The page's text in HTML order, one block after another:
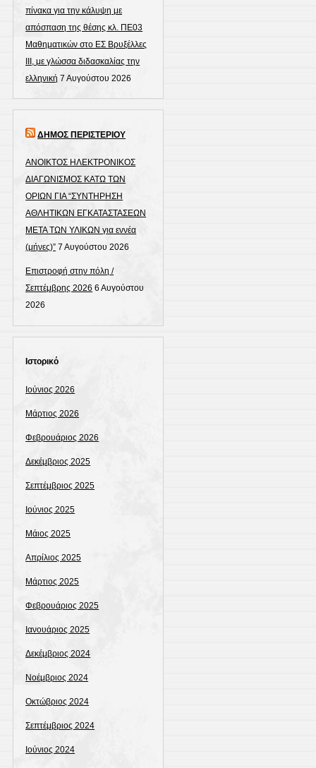
πίνακα για την κάλυψη με
απόσπαση της θέσης κλ. ΠΕ03
Μαθηματικών στο ΕΣ Βρυξέλλες
ΙΙΙ, με γλώσσα διδασκαλίας την
ελληνική 7 Αυγούστου 2026
ΔΗΜΟΣ ΠΕΡΙΣΤΕΡΙΟΥ
ΑΝΟΙΚΤΟΣ ΗΛΕΚΤΡΟΝΙΚΟΣ
ΔΙΑΓΩΝΙΣΜΟΣ ΚΑΤΩ ΤΩΝ
ΟΡΙΩΝ ΓΙΑ “ΣΥΝΤΗΡΗΣΗ
ΑΘΛΗΤΙΚΩΝ ΕΓΚΑΤΑΣΤΑΣΕΩΝ
ΜΕΤΑ ΤΩΝ ΥΛΙΚΩΝ για εννέα
(μήνες)” 7 Αυγούστου 2026
Επιστροφή στην πόλη /
Σεπτέμβρης 2026 6 Αυγούστου
2026
Ιστορικό
Ιούνιος 2026
Μάρτιος 2026
Φεβρουάριος 2026
Δεκέμβριος 2025
Σεπτέμβριος 2025
Ιούνιος 2025
Μάιος 2025
Απρίλιος 2025
Μάρτιος 2025
Φεβρουάριος 2025
Ιανουάριος 2025
Δεκέμβριος 2024
Νοέμβριος 2024
Οκτώβριος 2024
Σεπτέμβριος 2024
Ιούνιος 2024